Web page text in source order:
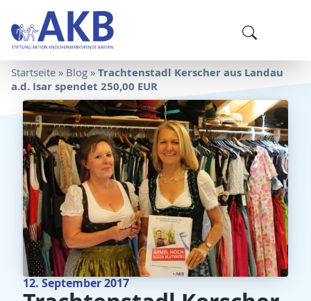
Startseite » Blog »Trachtenstadl Kerscher aus Landau
a.d. Isar spendet 250,00 EUR
12. September 2017